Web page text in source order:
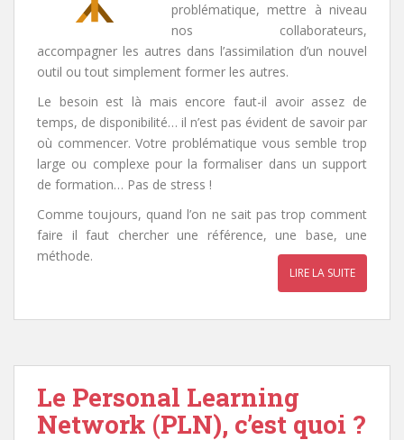
problématique, mettre à niveau
nos collaborateurs,
accompagner les autres dans l’assimilation d’un nouvel
outil ou tout simplement former les autres.
Le besoin est là mais encore faut-il avoir assez de
temps, de disponibilité… il n’est pas évident de savoir par
où commencer. Votre problématique vous semble trop
large ou complexe pour la formaliser dans un support
de formation… Pas de stress !
Comme toujours, quand l’on ne sait pas trop comment
faire il faut chercher une référence, une base, une
méthode.
LIRE LA SUITE
Le Personal Learning
Network (PLN), c’est quoi ?